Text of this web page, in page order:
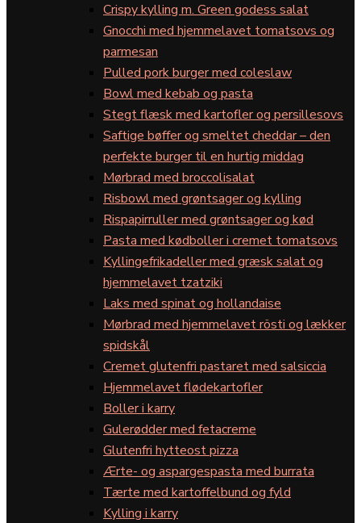
Crispy kylling m. Green godess salat
Gnocchi med hjemmelavet tomatsovs og
parmesan
Pulled pork burger med coleslaw
Bowl med kebab og pasta
Stegt flæsk med kartofler og persillesovs
Saftige bøffer og smeltet cheddar – den
perfekte burger til en hurtig middag
Mørbrad med broccolisalat
Risbowl med grøntsager og kylling
Rispapirruller med grøntsager og kød
Pasta med kødboller i cremet tomatsovs
Kyllingefrikadeller med græsk salat og
hjemmelavet tzatziki
Laks med spinat og hollandaise
Mørbrad med hjemmelavet rösti og lækker
spidskål
Cremet glutenfri pastaret med salsiccia
Hjemmelavet flødekartofler
Boller i karry
Gulerødder med fetacreme
Glutenfri hytteost pizza
Ærte- og aspargespasta med burrata
Tærte med kartoffelbund og fyld
Kylling i karry